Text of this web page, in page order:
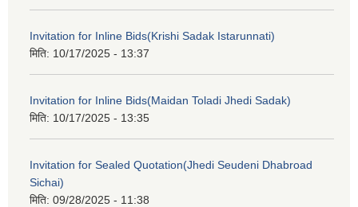
Invitation for Inline Bids(Krishi Sadak Istarunnati)
मिति: 10/17/2025 - 13:37
Invitation for Inline Bids(Maidan Toladi Jhedi Sadak)
मिति: 10/17/2025 - 13:35
Invitation for Sealed Quotation(Jhedi Seudeni Dhabroad
Sichai)
मिति: 09/28/2025 - 11:38